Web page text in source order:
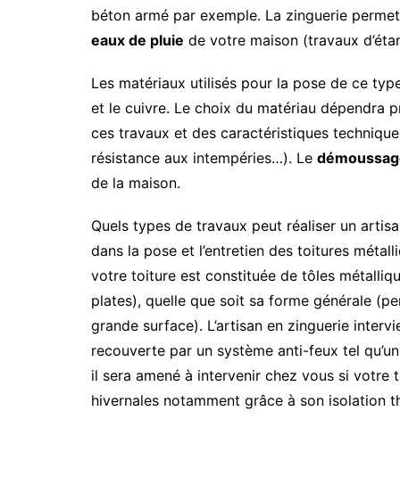
béton armé par exemple. La zinguerie
eaux de pluie de votre maison (travaux
Les matériaux utilisés pour la pose de ce
et le cuivre. Le choix du matériau dépendra
ces travaux et des caractéristiques
résistance aux intempéries…). Le
de la maison.
Quels types de travaux peut réaliser un
dans la pose et l’entretien des toitures
votre toiture est constituée de tôles
plates), quelle que soit sa forme générale
grande surface). L’artisan en zinguerie
recouverte par un système anti-feux tel
il sera amené à intervenir chez vous si votre
hivernales notamment grâce à son isolation